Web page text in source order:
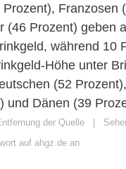
Prozent), Franzosen
(46 Prozent) geben
während 10
Höhe unter
(52
und Dänen (39
der Quelle
auf ahgz.de an